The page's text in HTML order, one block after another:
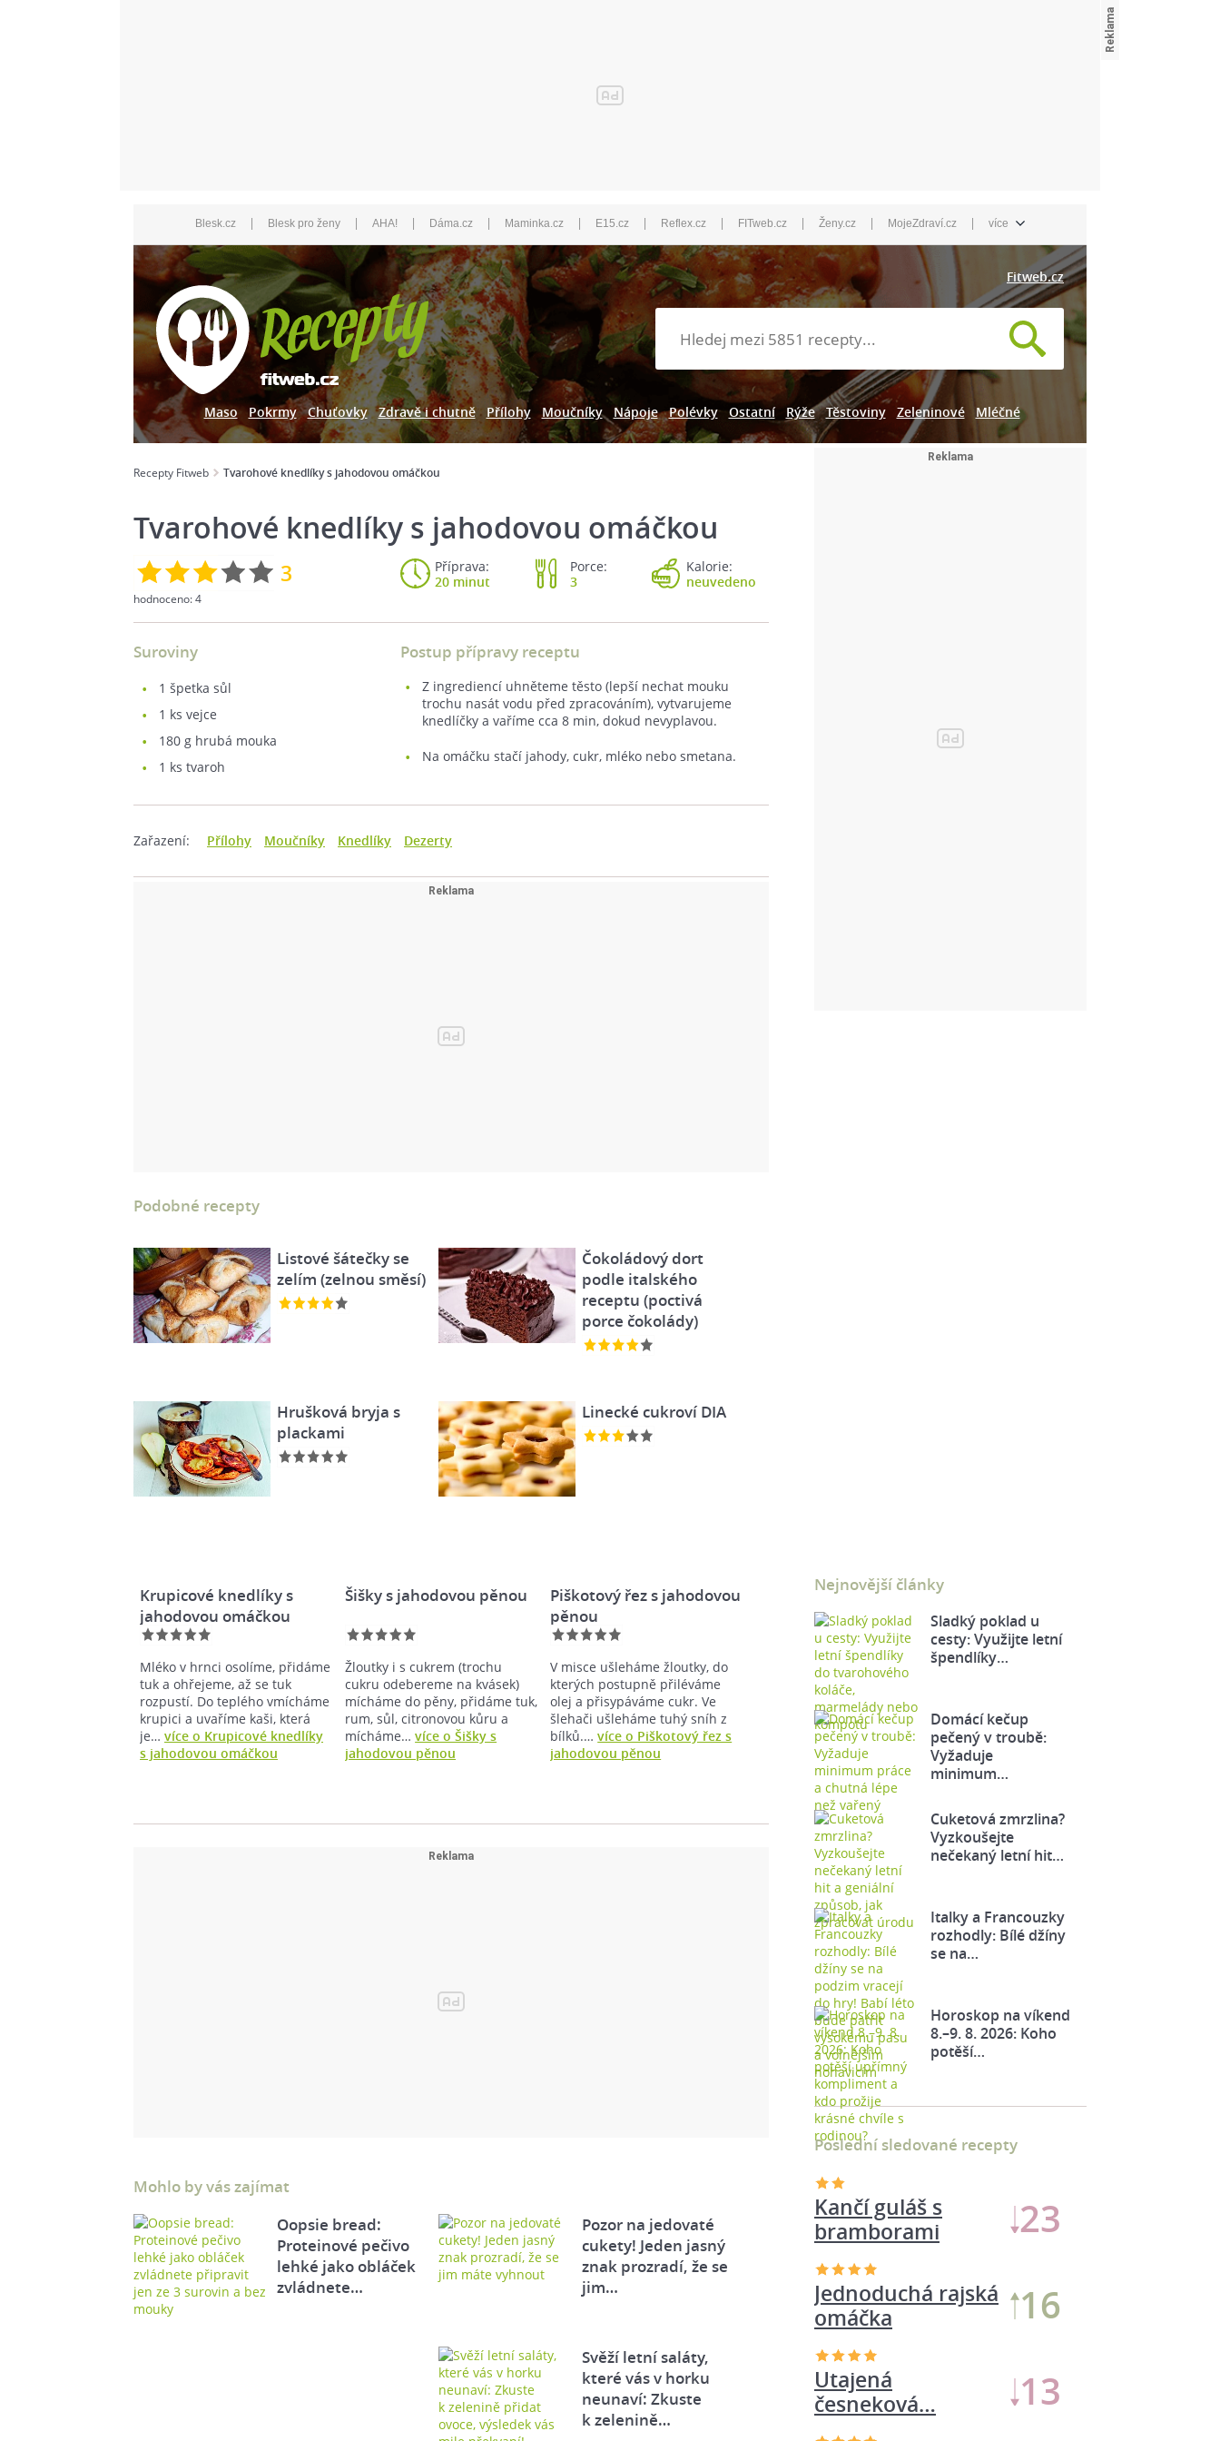
Blesk.cz | Blesk pro ženy | AHA! | Dáma.cz | Maminka.cz | E15.cz | Reflex.cz | FITweb.cz | Ženy.cz | MojeZdraví.cz | více
Fitweb.cz
Maso Pokrmy Chuťovky Zdravě i chutně Přílohy Moučníky Nápoje Polévky Ostatní Rýže Těstoviny Zeleninové Mléčné
Recepty Fitweb Tvarohové knedlíky s jahodovou omáčkou
Tvarohové knedlíky s jahodovou omáčkou
3
hodnoceno:4
Příprava:
20 minut
Porce:
3
Kalorie:
neuvedeno
Suroviny
1 špetka sůl
1 ks vejce
180 g hrubá mouka
1 ks tvaroh
Postup přípravy receptu
Z ingrediencí uhněteme těsto (lepší nechat mouku
trochu nasát vodu před zpracováním), vytvarujeme
knedlíčky a vaříme cca 8 min, dokud nevyplavou.
Na omáčku stačí jahody, cukr, mléko nebo smetana.
Zařazení: Přílohy Moučníky Knedlíky Dezerty
Podobné recepty
Listové šátečky se
zelím (zelnou směsí)
Čokoládový dort
podle italského
receptu (poctivá
porce čokolády)
Hrušková bryja s
plackami
Linecké cukroví DIA
Krupicové knedlíky s
jahodovou omáčkou
Mléko v hrnci osolíme, přidáme
tuk a ohřejeme, až se tuk
rozpustí. Do teplého vmícháme
krupici a uvaříme kaši, která
je… více o Krupicové knedlíky
s jahodovou omáčkou
Šišky s jahodovou pěnou
Žloutky i s cukrem (trochu
cukru odebereme na kvásek)
mícháme do pěny, přidáme tuk,
rum, sůl, citronovou kůru a
mícháme…více o Šišky s
jahodovou pěnou
Piškotový řez s jahodovou
pěnou
V misce ušleháme žloutky, do
kterých postupně přiléváme
olej a přisypáváme cukr. Ve
šlehači ušleháme tuhý sníh z
bílků.…více o Piškotový řez s
jahodovou pěnou
Mohlo by vás zajímat
Oopsie bread:
Proteinové pečivo
lehké jako obláček
zvládnete…
Pozor na jedovaté
cukety! Jeden jasný
znak prozradí, že se
jim…
Svěží letní saláty,
které vás v horku
neunaví: Zkuste
k zelenině…
Nejnovější články
Sladký poklad u
cesty: Využijte letní
špendlíky…
Domácí kečup
pečený v troubě:
Vyžaduje
minimum…
Cuketová zmrzlina?
Vyzkoušejte
nečekaný letní hit…
Italky a Francouzky
rozhodly: Bílé džíny
se na…
Horoskop na víkend
8.–9. 8. 2026: Koho
potěší…
Poslední sledované recepty
Utajená
česneková…
13
Jednoduchá rajská
omáčka
16
Kančí guláš s
bramborami
23